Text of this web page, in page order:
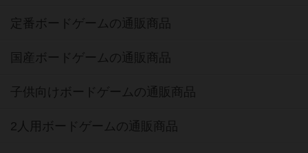
定番ボードゲームの通販商品
国産ボードゲームの通販商品
子供向けボードゲームの通販商品
2人用ボードゲームの通販商品